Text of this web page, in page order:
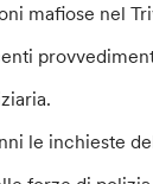
mafiose nel
le inchieste